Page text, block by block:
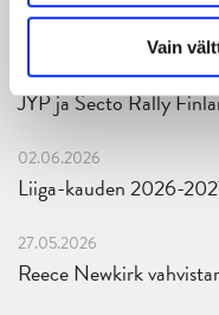
Vain
Ruotsalaishyökkääjä
25.06.2026
JYP ja Secto Rally
02.06.2026
Liiga-kauden 2026-
27.05.2026
Reece Newkirk